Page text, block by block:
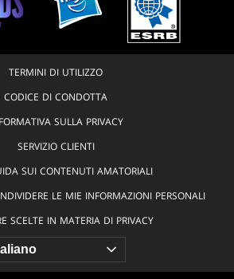
TERMINI DI UTILIZZO
CODICE DI CONDOTTA
SULLA PRIVACY
SERVIZIO CLIENTI
SUI CONTENUTI AMATORIALI
LE MIE INFORMAZIONI PERSONALI
SCELTE IN MATERIA DI PRIVACY